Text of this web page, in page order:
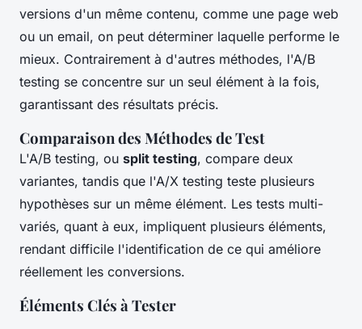
versions d'un même contenu, comme une page web
ou un email, on peut déterminer laquelle performe le
mieux. Contrairement à d'autres méthodes, l'A/B
testing se concentre sur un seul élément à la fois,
garantissant des résultats précis.
Comparaison des Méthodes de Test
L'A/B testing, ou split testing, compare deux
variantes, tandis que l'A/X testing teste plusieurs
hypothèses sur un même élément. Les tests multi-
variés, quant à eux, impliquent plusieurs éléments,
rendant difficile l'identification de ce qui améliore
réellement les conversions.
Éléments Clés à Tester